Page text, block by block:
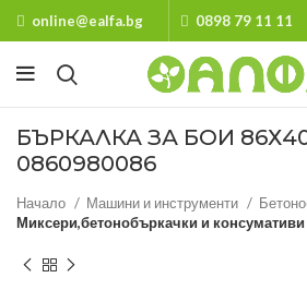
online@ealfa.bg 0898 79 11 11
БЪРКАЛКА ЗА БОИ
0860980086
Начало Машини и инструменти
Миксери,бетонобъркачки и консумативи